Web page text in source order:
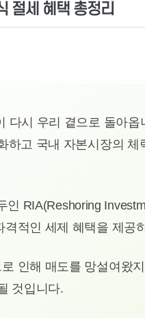
절세 혜택 총정리
다시 우리 곁으로 돌아옵
고 국내 자본시장의 체
RIA(Reshoring
적인 세제 혜택을 제공
인해 매도를 망설여왔
것입니다.